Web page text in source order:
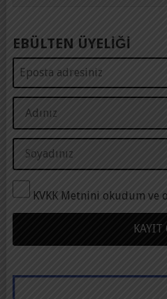
EBÜLTEN ÜYELİĞİ
KVKK Metnini okudum ve